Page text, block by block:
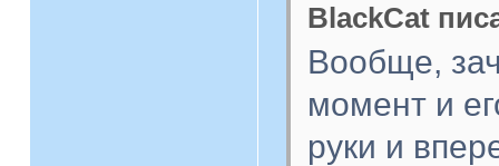
BlackCat
Вообще,
момент и
руки и